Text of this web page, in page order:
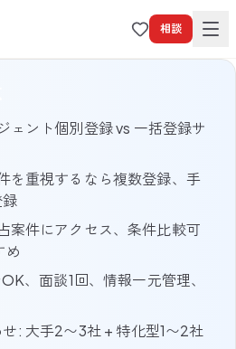
相談
ェント個別登録 vs 一括登録サ
を重視するなら複数登録、手
案件にアクセス、条件比較可
め
、面談1回、情報一元管理、
: 大手2〜3社 + 特化型1〜2社